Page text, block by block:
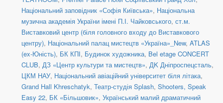
Національний заповідник «Софія Київська», Національна
музична академія України імені П.І. Чайковського, ст.м.
Виставковий центр (біля головного входу до Виставкового
центру), Національний палац мистецтв «Україна»_New, ATLAS
(ex-Юність), БК КПІ, Будинок художника, Bel etage CONCERT
CLUB, ДЗ «Центр культури та мистецтв», ДK Дніпроспецсталь,
ЦКМ НАУ, Національний авіаційний університет біля літака,
Grand Hall Khreschatyk, Театр-студія Splash, Shooters, Speak
Easy 22, БК «Більшовик», Український малий драматичний